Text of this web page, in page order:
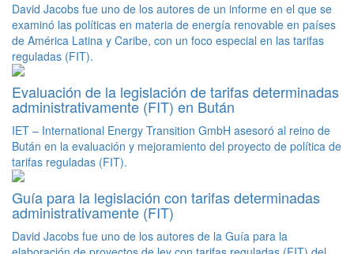
David Jacobs fue uno de los autores de un informe en el que se
examinó las políticas en materia de energía renovable en países
de América Latina y Caribe, con un foco especial en las tarifas
reguladas (FIT).
Evaluación de la legislación de tarifas determinadas
administrativamente (FIT) en Bután
IET – International Energy Transition GmbH asesoró al reino de
Bután en la evaluación y mejoramiento del proyecto de política de
tarifas reguladas (FIT).
Guía para la legislación con tarifas determinadas
administrativamente (FIT)
David Jacobs fue uno de los autores de la Guía para la